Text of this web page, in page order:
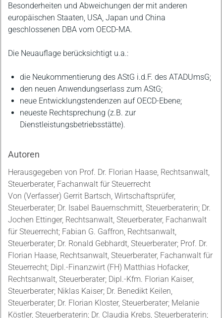
Besonderheiten und Abweichungen der mit anderen
europäischen Staaten, USA, Japan und China
geschlossenen DBA vom OECD-MA.
Die Neuauflage berücksichtigt u.a.:
die Neukommentierung des AStG i.d.F. des ATADUmsG;
den neuen Anwendungserlass zum AStG;
neue Entwicklungstendenzen auf OECD-Ebene;
neueste Rechtsprechung (z.B. zur
Dienstleistungsbetriebsstätte).
Autoren
Herausgegeben von Prof. Dr. Florian Haase, Rechtsanwalt,
Steuerberater, Fachanwalt für Steuerrecht
Von (Verfasser) Gerrit Bartsch, Wirtschaftsprüfer,
Steuerberater; Dr. Isabel Bauernschmitt, Steuerberaterin; Dr.
Jochen Ettinger, Rechtsanwalt, Steuerberater, Fachanwalt
für Steuerrecht; Fabian G. Gaffron, Rechtsanwalt,
Steuerberater; Dr. Ronald Gebhardt, Steuerberater; Prof. Dr.
Florian Haase, Rechtsanwalt, Steuerberater, Fachanwalt für
Steuerrecht; Dipl.-Finanzwirt (FH) Matthias Hofacker,
Rechtsanwalt, Steuerberater; Dipl.-Kfm. Florian Kaiser,
Steuerberater; Niklas Kaiser; Dr. Benedikt Keilen,
Steuerberater; Dr. Florian Kloster, Steuerberater; Melanie
Köstler, Steuerberaterin; Dr. Claudia Krebs, Steuerberaterin;